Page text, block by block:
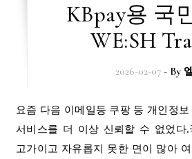
KBpay용 국
WE:SH
2026-02-07 - By
요즘 다음 이메일등 쿠팡 등 개인정보 털림으로 국내 이메일
서비스를 더 이상 신뢰할 수 없었다
고가이고 자유롭지 못한 면이 많아